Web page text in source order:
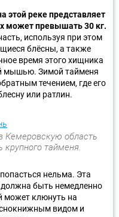
этой реке представляет
может превышать 30 кг.
используя при этом
блёсны, а также
время этого хищника
мышью. Зимой тайменя
течением, где его
или ратлин.
область
крупного тайменя.
нельма. Эта
должна быть немедленно
может клюнуть на
видом и